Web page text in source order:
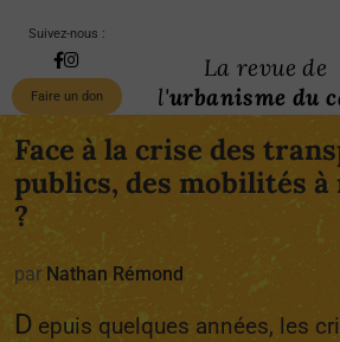
Suivez-nous :
Faire un don
La revue de
l'urbanisme du
Face à la crise des
publics, des mobilités
?
par Nathan Rémond
D epuis quelques années, les